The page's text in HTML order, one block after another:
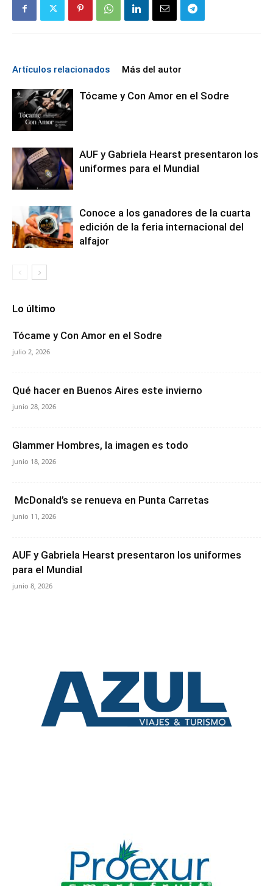
Artículos relacionados Más del autor
Tócame y Con Amor en el Sodre
AUF y Gabriela Hearst presentaron los
uniformes para el Mundial
Conoce a los ganadores de la cuarta
edición de la feria internacional del
alfajor
Lo último
Tócame y Con Amor en el Sodre
julio 2, 2026
Qué hacer en Buenos Aires este invierno
junio 28, 2026
Glammer Hombres, la imagen es todo
junio 18, 2026
McDonald’s se renueva en Punta Carretas
junio 11, 2026
AUF y Gabriela Hearst presentaron los uniformes
para el Mundial
junio 8, 2026